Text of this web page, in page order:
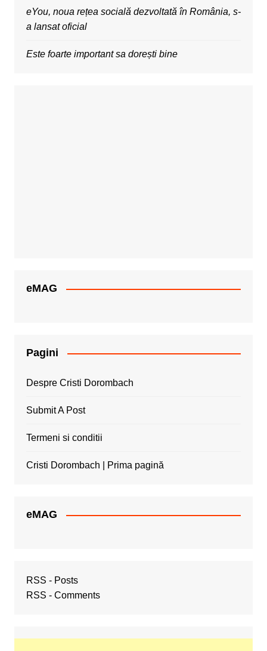
eYou, noua rețea socială dezvoltată în România, s-
a lansat oficial
Este foarte important sa dorești bine
eMAG
Pagini
Despre Cristi Dorombach
Submit A Post
Termeni si conditii
Cristi Dorombach | Prima pagină
eMAG
RSS - Posts
RSS - Comments